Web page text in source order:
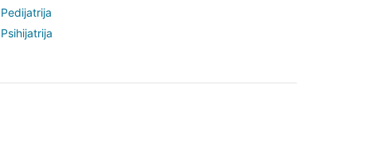
Pedijatrija
Psihijatrija